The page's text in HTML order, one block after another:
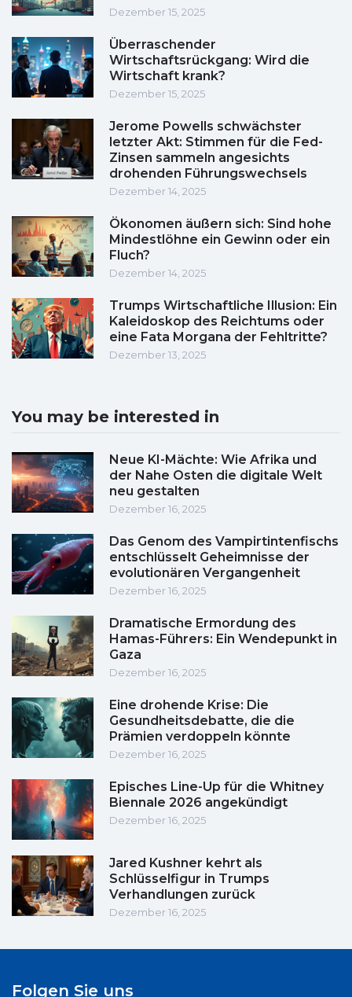
Dezember 15, 2025
Überraschender
Wirtschaftsrückgang: Wird die
Wirtschaft krank?
Dezember 15, 2025
Jerome Powells schwächster
letzter Akt: Stimmen für die Fed-
Zinsen sammeln angesichts
drohenden Führungswechsels
Dezember 14, 2025
Ökonomen äußern sich: Sind hohe
Mindestlöhne ein Gewinn oder ein
Fluch?
Dezember 14, 2025
Trumps Wirtschaftliche Illusion: Ein
Kaleidoskop des Reichtums oder
eine Fata Morgana der Fehltritte?
Dezember 13, 2025
You may be interested in
Neue KI-Mächte: Wie Afrika und
der Nahe Osten die digitale Welt
neu gestalten
Dezember 16, 2025
Das Genom des Vampirtintenfischs
entschlüsselt Geheimnisse der
evolutionären Vergangenheit
Dezember 16, 2025
Dramatische Ermordung des
Hamas-Führers: Ein Wendepunkt in
Gaza
Dezember 16, 2025
Eine drohende Krise: Die
Gesundheitsdebatte, die die
Prämien verdoppeln könnte
Dezember 16, 2025
Episches Line-Up für die Whitney
Biennale 2026 angekündigt
Dezember 16, 2025
Jared Kushner kehrt als
Schlüsselfigur in Trumps
Verhandlungen zurück
Dezember 16, 2025
Folgen Sie uns